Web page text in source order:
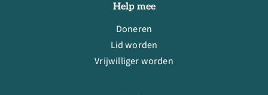
Help mee
Doneren
Lid worden
Vrijwilliger worden